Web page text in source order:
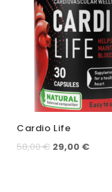
Cardio Life
58,00€ Izvorna
29,00 €